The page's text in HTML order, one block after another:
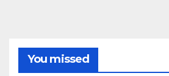
You missed